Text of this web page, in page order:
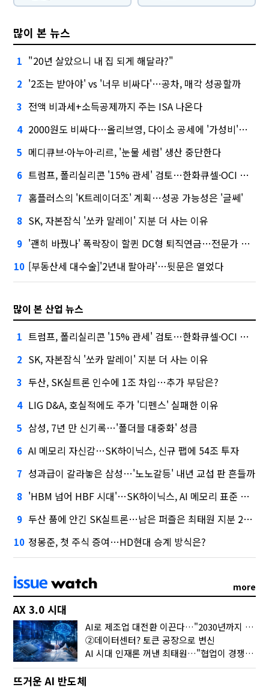
많이 본 뉴스
1 "20년 살았으니 내 집 되게 해달라?"
2 '2조는 받아야' vs '너무 비싸다'…공차, 매각 성공할까
3 전액 비과세+소득공제까지 주는 ISA 나온다
4 2000원도 비싸다…올리브영, 다이소 공세에 '가성비'로 맞불
5 메디큐브·아누아·리르, '눈물 세럼' 생산 중단한다
6 트럼프, 폴리실리콘 '15% 관세' 검토…한화큐셀·OCI 영향은?
7 홈플러스의 'K트레이더조' 계획…성공 가능성은 '글쎄'
8 SK, 자본잠식 '쏘카 말레이' 지분 더 사는 이유
9 '괜히 바꿨나' 폭락장이 할퀸 DC형 퇴직연금…전문가 조언은
10 [부동산세 대수술]'2년내 팔아라'…뒷문은 열었다
많이 본 산업 뉴스
1 트럼프, 폴리실리콘 '15% 관세' 검토…한화큐셀·OCI 영향은?
2 SK, 자본잠식 '쏘카 말레이' 지분 더 사는 이유
3 두산, SK실트론 인수에 1조 차입…추가 부담은?
4 LIG D&A, 호실적에도 주가 '디펜스' 실패한 이유
5 삼성, 7년 만 신기록…'폴더블 대중화' 성큼
6 AI 메모리 자신감…SK하이닉스, 신규 팹에 54조 투자
7 성과급이 갈라놓은 삼성…'노노갈등' 내년 교섭 판 흔들까
8 'HBM 넘어 HBF 시대'…SK하이닉스, AI 메모리 표준 선점 나섰다
9 두산 품에 안긴 SK실트론…남은 퍼즐은 최태원 지분 29.4%
10 정몽준, 첫 주식 증여…HD현대 승계 방식은?
more
AX 3.0 시대
AI로 제조업 대전환 이끈다…"2030년까지 민관합동 20조 투자"
②데이터센터? 토큰 공장으로 변신
AI 시대 인재론 꺼낸 최태원…"협업이 경쟁력"
뜨거운 AI 반도체